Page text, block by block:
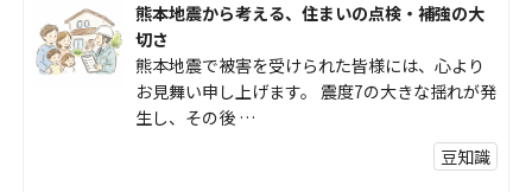
熊本地震から考える、住まいの点検・補強の大
切さ
熊本地震で被害を受けられた皆様には、心より
お見舞い申し上げます。 震度7の大きな揺れが発
生し、その後 …
豆知識